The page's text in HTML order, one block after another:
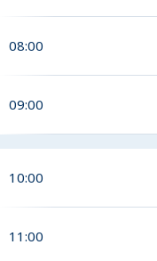
08:00
09:00
10:00
11:00